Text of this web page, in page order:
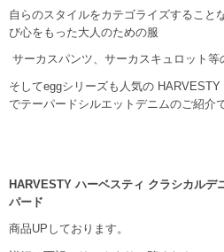
自らのスタイルをカテゴライズすること
び心をもった大人のための服
サーカスパンツ、サーカスキュロット等
そしてeggシリーズも人気の
でテーパードシルエットデニムのご紹介で
HARVESTY ハーベスティ クラシカルデ
パード
商品UPしております。